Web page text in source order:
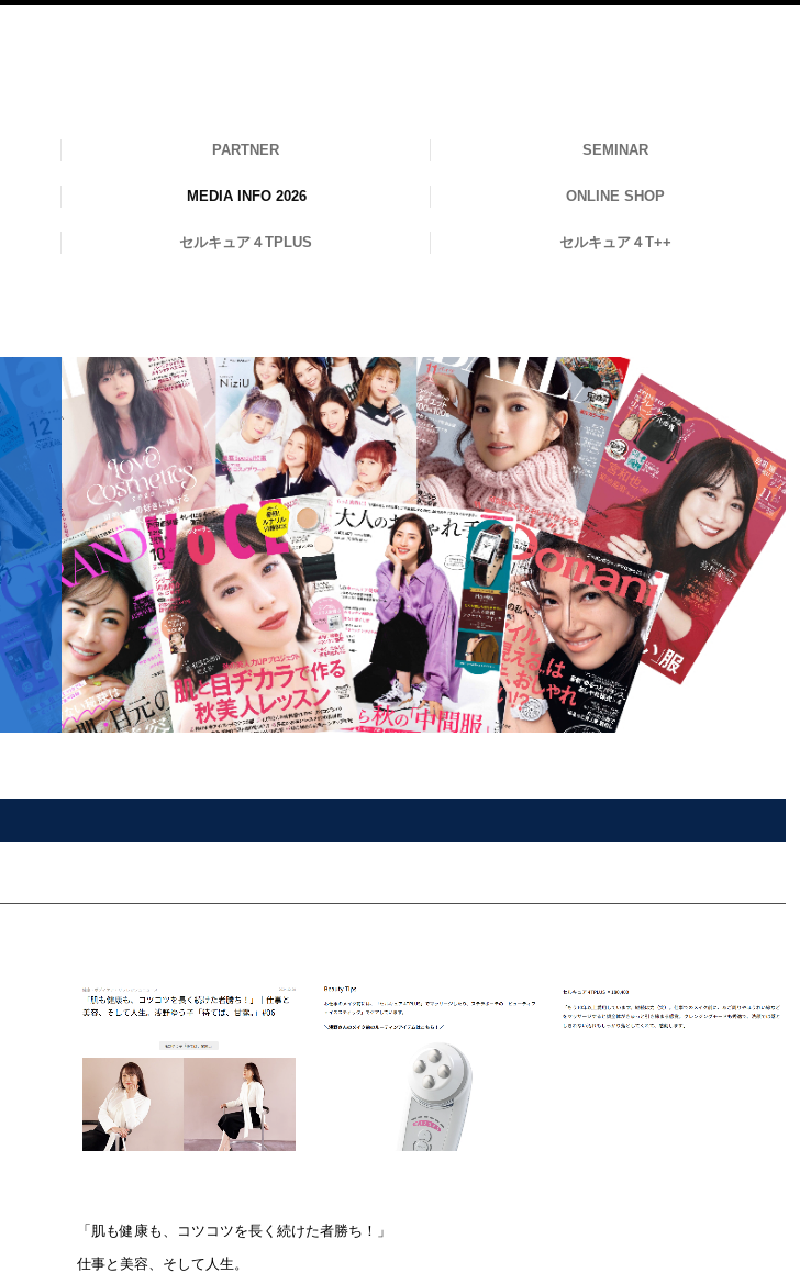
PARTNER SEMINAR
MEDIA INFO 2026
MEDIA INFO 2025
MEDIA INFO 2024
MEDIA INFO 2023
MEDIA INFO 2022
MEDIA INFO 2021
MEDIA INFO 2020
ONLINE SHOP
セルキュア４TPLUS セルキュア４T++
「肌も健康も、コツコツを長く続けた者勝ち！」
仕事と美容、そして人生。